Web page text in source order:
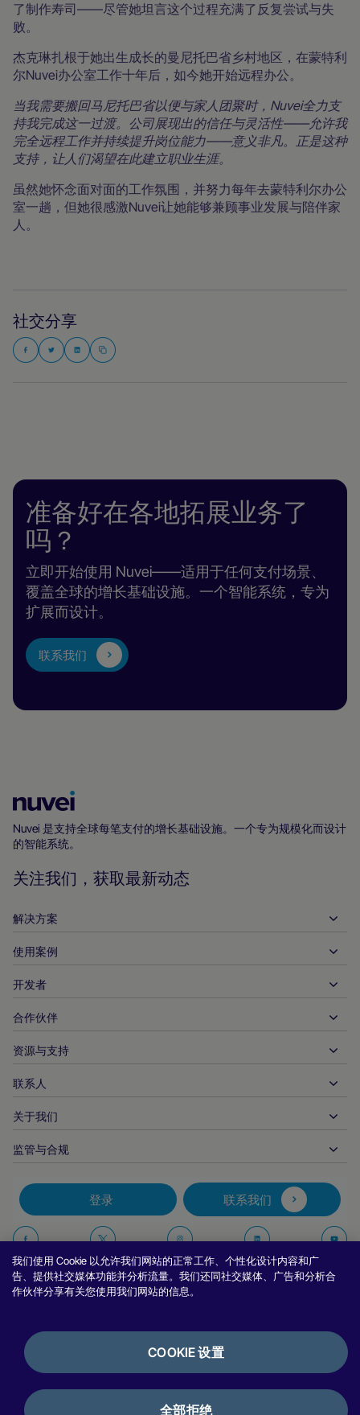
了制作寿司——尽管她坦言这个过程充满了反复尝试与失
败。
杰克琳扎根于她出生成长的曼尼托巴省乡村地区，在蒙特利
尔Nuvei办公室工作十年后，如今她开始远程办公。
当我需要搬回马尼托巴省以便与家人团聚时，Nuvei全力支
持我完成这一过渡。公司展现出的信任与灵活性——允许我
完全远程工作并持续提升岗位能力——意义非凡。正是这种
支持，让人们渴望在此建立职业生涯。
虽然她怀念面对面的工作氛围，并努力每年去蒙特利尔办公
室一趟，但她很感激Nuvei让她能够兼顾事业发展与陪伴家
人。
社交分享
准备好在各地拓展业务了
吗？
立即开始使用 Nuvei——适用于任何支付场景、
覆盖全球的增长基础设施。一个智能系统，专为
扩展而设计。
联系我们
主
Nuvei 是支持全球每笔支付的增长基础设施。一个专为规模化而设计
的智能系统。
关注我们，获取最新动态
解决方案
入账
支出
全球收单
实时支付
发布
付款方式
APM
欺诈与风险管理
拒付解决方案
币种管理
对账管理
集成选项
银行服务
加密货币与数字资产
使用案例
接待服务
汽车
企业对企业
金融服务
政府付款
旅行与交通
独立软件供货商
加密货币平台与兑换
市场
中小企业
数字内容与订阅
视频游戏
开发者
开发者工具
API 参考文件
文件资料中心
合作伙伴
与我们合作
合作伙伴产品和解决方案
技术合作伙伴
合作伙伴 DNA
合作伙伴见解
资源与支持
客户支持
商家资源
行业报告
联系人
商户销售咨询
首席执行官办公室
公司信息
推荐商户计划
报告安全漏洞
关于我们
业务概况
案例研究
博客
新闻室
访谈与网络研讨会
监管与合规
无障碍声明
反现代奴隶制报告（英国）
反现代奴隶制报告（加拿大）
阿根廷信息与政策
巴西信息与政策
举报政策
许可证与认证
登录 联系我们
Facebook
上
们
Twitter
上
们
Instagram
我
们
Linkedin
们
Cookie 政策
使用条款
评论与推荐
我们使用 Cookie 以允许我们网站的正常工作、个性化设计内容和广
告、提供社交媒体功能并分析流量。我们还同社交媒体、广告和分析合
作伙伴分享有关您使用我们网站的信息。
COOKIE 设置
全部拒绝